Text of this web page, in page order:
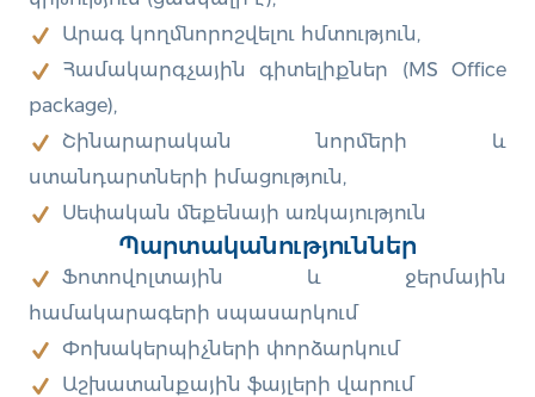
Արագ կողմնորոշվելու հմտություն,
Համակարգչային գիտելիքներ (MS Office
package),
Շինարարական նորմերի և
ստանդարտների իմացություն,
Սեփական մեքենայի առկայություն
Պարտականություններ
Ֆոտովոլտային և ջերմային
համակարագերի սպասարկում
Փոխակերպիչների փորձարկում
Աշխատանքային ֆայլերի վարում